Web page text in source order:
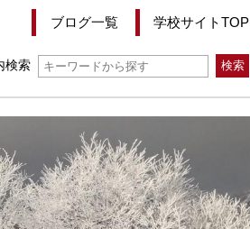
ブログ一覧 学校サイトTOP
検索